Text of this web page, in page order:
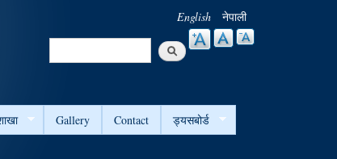
English नेपाली
Search
Gallery Contact
ड्यसबोर्ड